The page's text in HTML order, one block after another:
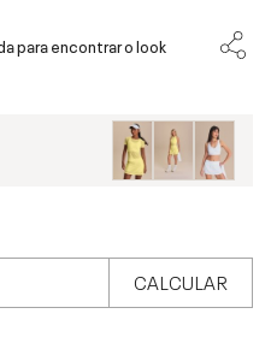
para encontrar o look
CALCULAR